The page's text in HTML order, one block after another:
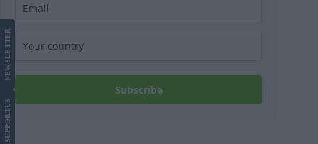
Subscribe
SUPPORT
US
NEWS
LETTER